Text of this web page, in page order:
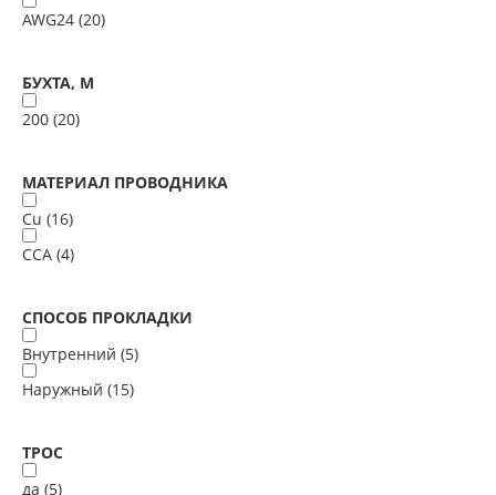
AWG24 (20)
БУХТА, М
200 (20)
МАТЕРИАЛ ПРОВОДНИКА
Cu (16)
ССА (4)
СПОСОБ ПРОКЛАДКИ
Внутренний (5)
Наружный (15)
ТРОС
да (5)